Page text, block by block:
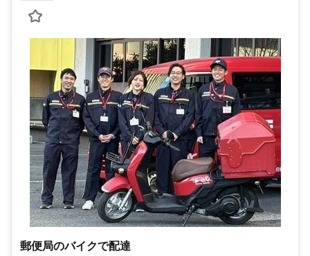
郵便局のバイクで配達